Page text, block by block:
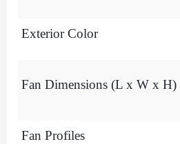
Exterior Color
Fan Dimensions (L x W x H)
Fan Profiles